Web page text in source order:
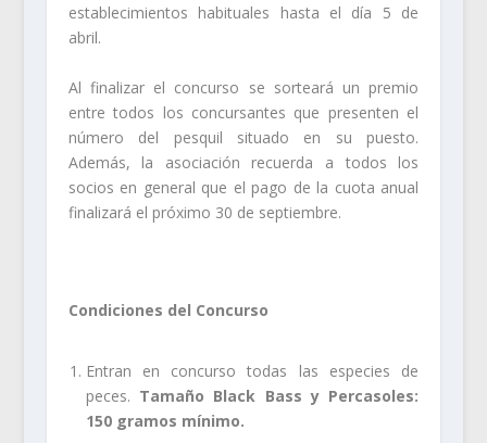
establecimientos habituales hasta el día 5 de
abril.
Al finalizar el concurso se sorteará un premio
entre todos los concursantes que presenten el
número del pesquil situado en su puesto.
Además, la asociación recuerda a todos los
socios en general que el pago de la cuota anual
finalizará el próximo 30 de septiembre.
Condiciones del Concurso
Entran en concurso todas las especies de
peces. Tamaño Black Bass y Percasoles:
150 gramos mínimo.